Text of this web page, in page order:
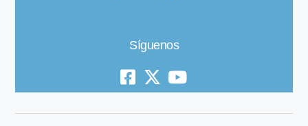
Síguenos